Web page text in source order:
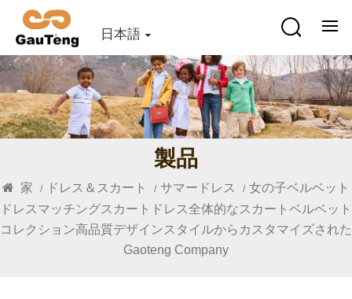
日本語
製品
家 / ドレス＆スカート / サマードレス / 女の子ベルベット
ドレスマッチングスカートドレス全体的なスカートベルベット
コレクション高品質デザインスタイルからカスタマイズされた
Gaoteng Company